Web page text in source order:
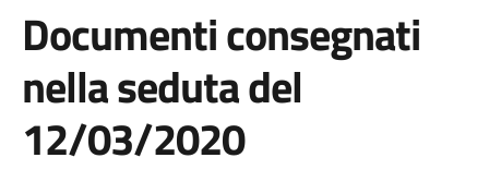
Documenti consegnati
nella seduta del
12/03/2020